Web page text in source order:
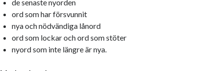
de senaste nyorden
ord som har försvunnit
nya och nödvändiga lånord
ord som lockar och ord som stöter
nyord som inte längre är nya.